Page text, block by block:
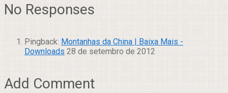
No Responses
Pingback: Montanhas da China | Baixa Mais -
Downloads 28 de setembro de 2012
Add Comment